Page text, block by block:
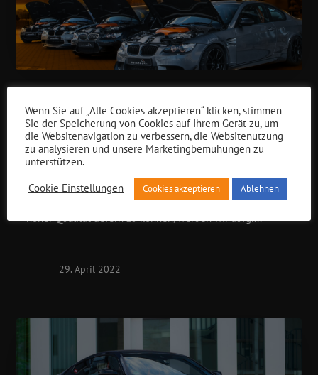
PREISÄNDERUNG
hochwertige Optimierungen, modernsten Entwicklungen,
Fahrspaß und Ehrlichkeit. Um weiterhin in gewohnter
hoher Qualität liefern zu können, werden wir aufgr...
29. April 2022
Wenn Sie auf „Alle Cookies akzeptieren“ klicken, stimmen
Sie der Speicherung von Cookies auf Ihrem Gerät zu, um
die Websitenavigation zu verbessern, die Websitenutzung
zu analysieren und unsere Marketingbemühungen zu
unterstützen.
Cookie Einstellungen
Cookies akzeptieren Ablehnen